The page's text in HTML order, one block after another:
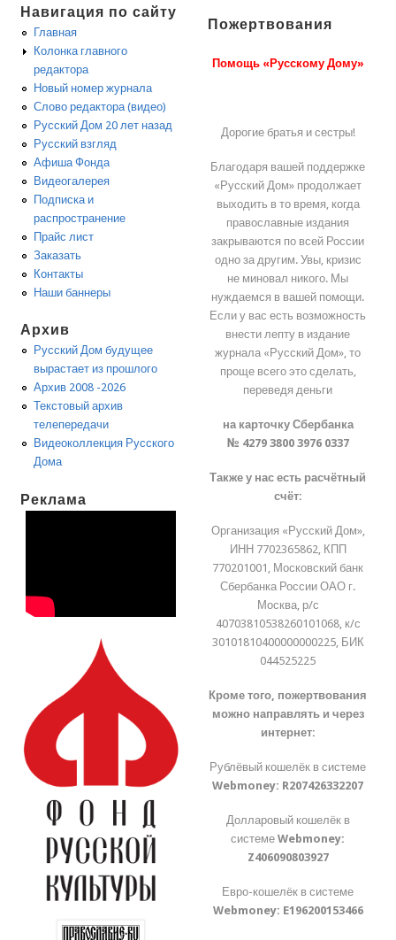
Навигация по сайту
Главная
Колонка главного
редактора
Новый номер журнала
Слово редактора (видео)
Русский Дом 20 лет назад
Русский взгляд
Афиша Фонда
Видеогалерея
Подписка и
распространение
Прайс лист
Заказать
Контакты
Наши баннеры
Архив
Русский Дом будущее
вырастает из прошлого
Архив 2008 -2026
Текстовый архив
телепередачи
Видеоколлекция Русского
Дома
Реклама
Пожертвования
Помощь «Русскому Дому»
Дорогие братья и сестры!
Благодаря вашей поддержке
«Русский Дом» продолжает
выходить в то время, когда
православные издания
закрываются по всей России
одно за другим. Увы, кризис
не миновал никого. Мы
нуждаемся в вашей помощи.
Если у вас есть возможность
внести лепту в издание
журнала «Русский Дом», то
проще всего это сделать,
переведя деньги
на карточку Сбербанка
№ 4279 3800 3976 0337
Также у нас есть расчётный
счёт:
Организация «Русский Дом»,
ИНН 7702365862, КПП
770201001, Московский банк
Сбербанка России ОАО г.
Москва, р/с
40703810538260101068, к/с
30101810400000000225, БИК
044525225
Кроме того, пожертвования
можно направлять и через
интернет:
Рублёвый кошелёк в системе
Webmoney: R207426332207
Долларовый кошелёк в
системеWebmoney:
Z406090803927
Евро-кошелёк в системе
Webmoney: E196200153466